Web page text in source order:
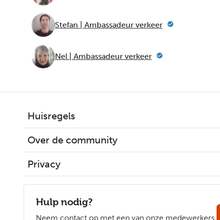
Stefan | Ambassadeur verkeer
Nel | Ambassadeur verkeer
Huisregels
Over de community
Privacy
Hulp nodig?
Neem contact op met een van onze medewerkers.